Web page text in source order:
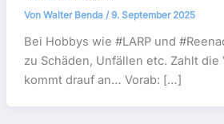
Von Walter Benda /9. September 2025
Bei Hobbys wie #LARP und
zu Schäden, Unfällen etc. Zahlt die
kommt drauf an… Vorab: […]